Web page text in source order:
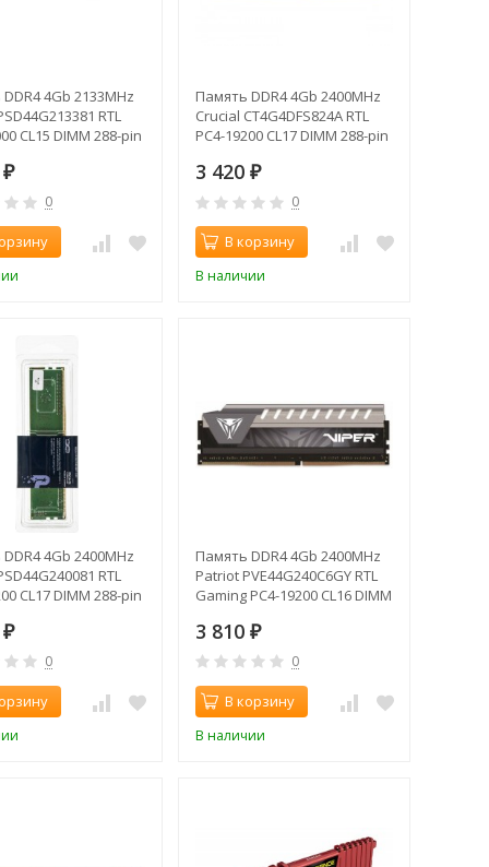
4Gb 2133MHz
RTL
CL15 DIMM 288-pin
₽
0
Память DDR4 4Gb 2400MHz
Crucial CT4G4DFS824A RTL
PC4-19200 CL17 DIMM 288-pin
3 420₽
0
В корзину
В наличии
4Gb 2400MHz
RTL
CL17 DIMM 288-pin
₽
0
Память DDR4 4Gb 2400MHz
Patriot PVE44G240C6GY RTL
Gaming PC4-19200 CL16 DIMM
3 810₽
0
В корзину
В наличии